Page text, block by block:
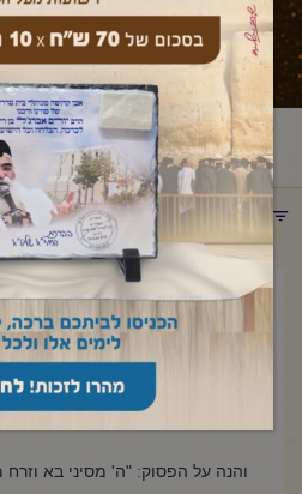
ראשי /מאמר לשבת/ במדבר/
שבועות
תפריט קטגוריות
פרשת במדבר – חג
"אשר בחר
והנה על הפסוק: "ה' מסיני בא